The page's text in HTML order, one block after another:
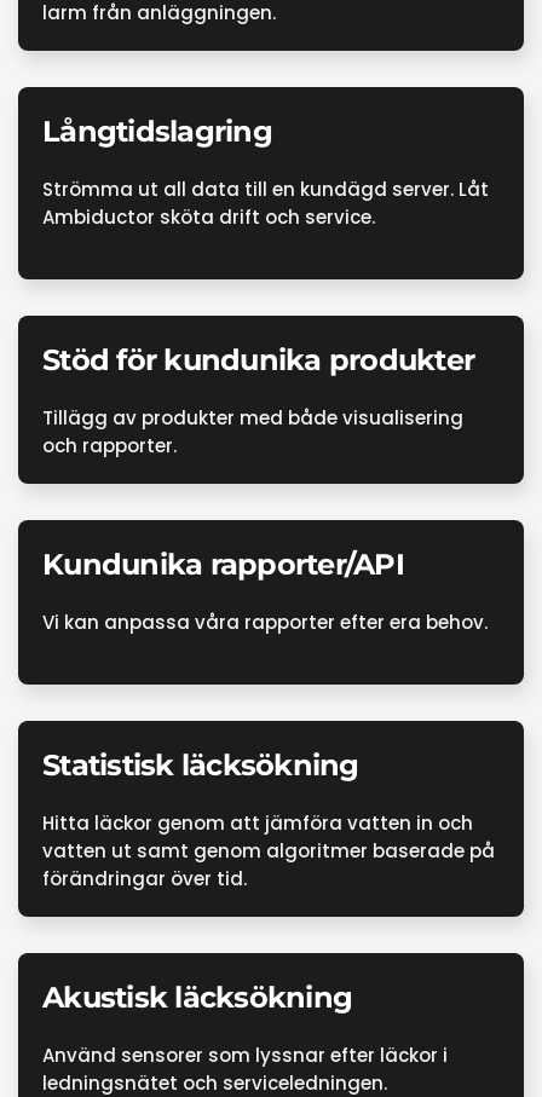
larm från anläggningen.
Långtidslagring
Strömma ut all data till en kundägd server. Låt
Ambiductor sköta drift och service.
Stöd för kundunika produkter
Tillägg av produkter med både visualisering
och rapporter.
Kundunika rapporter/API
Vi kan anpassa våra rapporter efter era behov.
Statistisk läcksökning
Hitta läckor genom att jämföra vatten in och
vatten ut samt genom algoritmer baserade på
förändringar över tid.
Akustisk läcksökning
Använd sensorer som lyssnar efter läckor i
ledningsnätet och serviceledningen.